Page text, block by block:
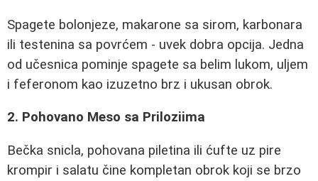
Spagete bolonjeze, makarone sa sirom, karbonara
ili testenina sa povrćem - uvek dobra opcija. Jedna
od učesnica pominje spagete sa belim lukom, uljem
i feferonom kao izuzetno brz i ukusan obrok.
2. Pohovano Meso sa Priloziima
Bečka snicla, pohovana piletina ili ćufte uz pire
krompir i salatu čine kompletan obrok koji se brzo